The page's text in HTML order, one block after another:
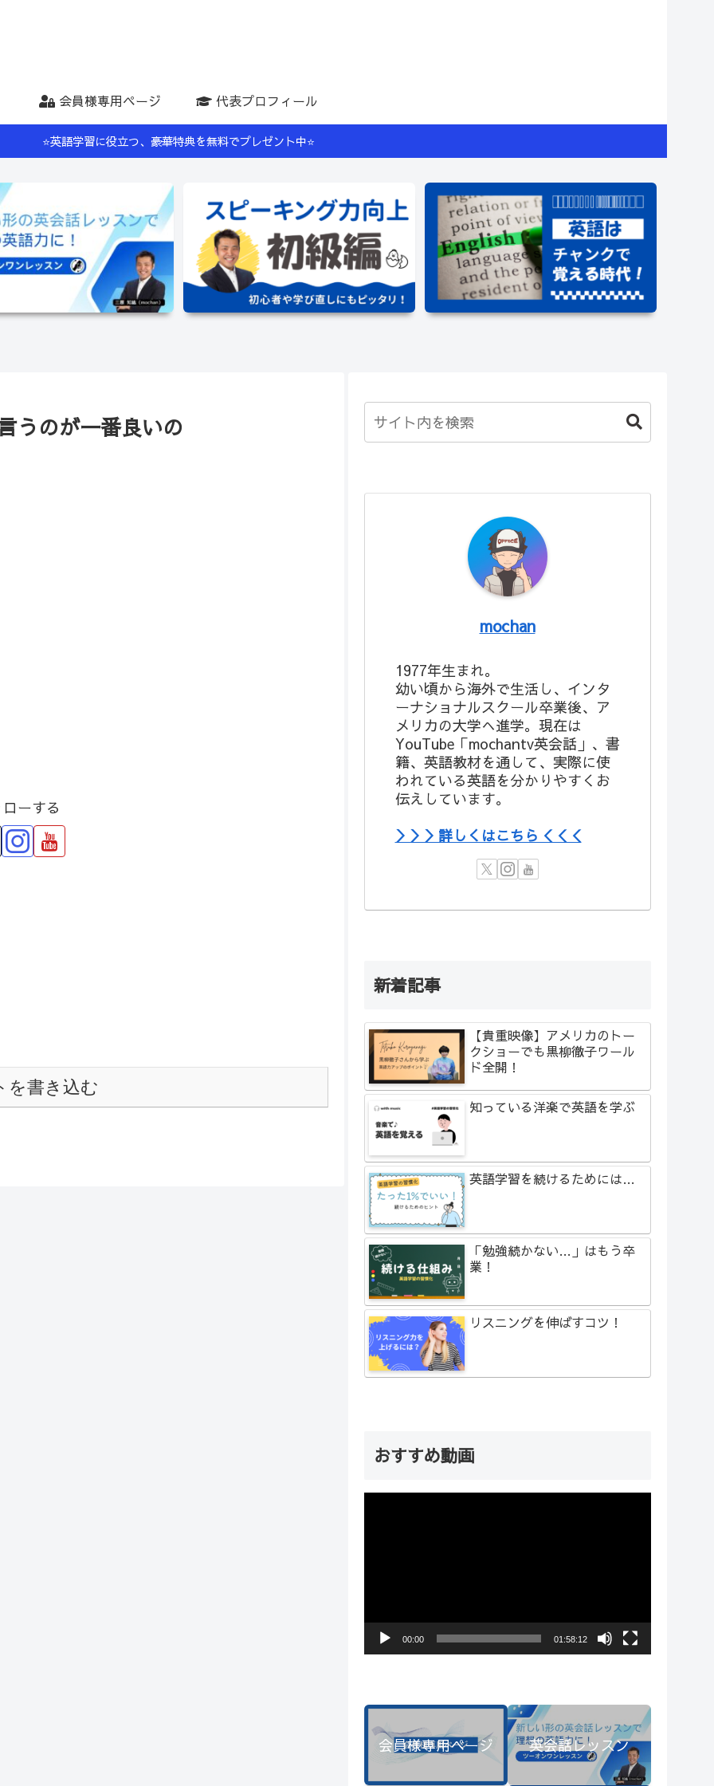
会員様専用ページ 代表プロフィール
⭐️英語学習に役立つ、豪華特典を無料でプレゼント中⭐️
うのが一番良いの
ーする
を書き込む
mochan
1977年生まれ。
幼い頃から海外で生活し、インタ
ーナショナルスクール卒業後、ア
メリカの大学へ進学。現在は
YouTube「mochantv英会話」、書
籍、英語教材を通して、実際に使
われている英語を分かりやすくお
伝えしています。
＞＞＞詳しくはこちら＜＜＜
新着記事
【貴重映像】アメリカのトー
クショーでも黒柳徹子ワール
ド全開！
知っている洋楽で英語を学ぶ
英語学習を続けるためには…
「勉強続かない…」はもう卒
業！
リスニングを伸ばすコツ！
おすすめ動画
ー
00:00 01:58:12
会員様専用ページ 英会話レッスン